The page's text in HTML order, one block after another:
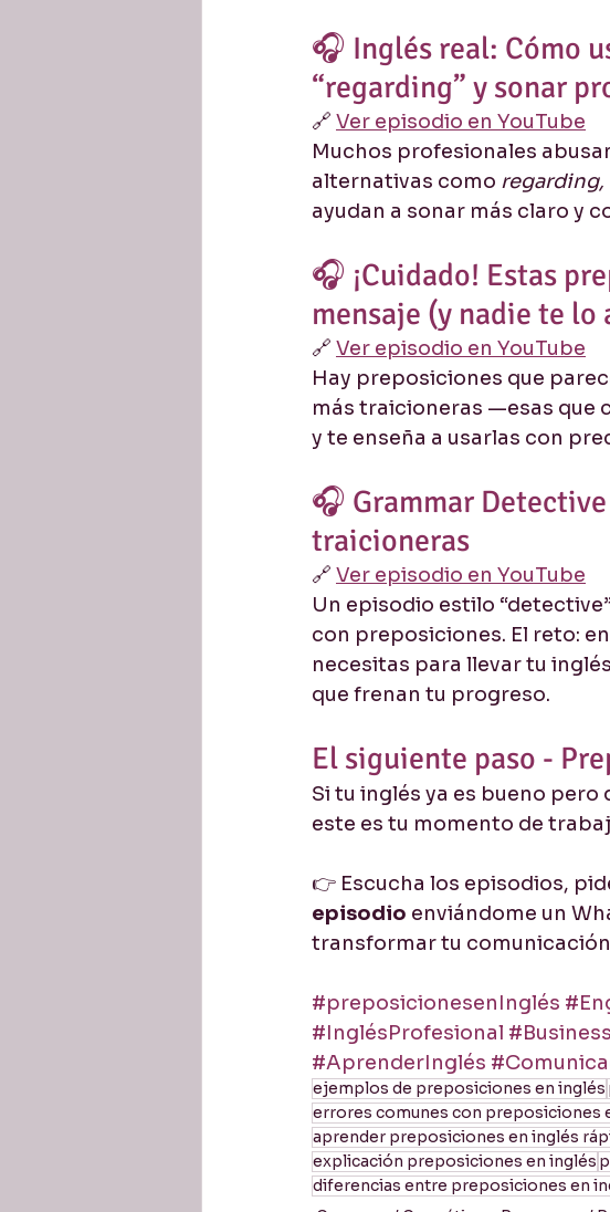
🎧 Inglés real: Cómo
“regarding” y sonar
🔗 Ver episodio en YouTube
Muchos profesionales
alternativas como
ayudan a sonar más claro y
🎧 ¡Cuidado! Estas
mensaje (y nadie te
🔗 Ver episodio en YouTube
Hay preposiciones que
más traicioneras —esas que
y te enseña a usarlas con
🎧 Grammar
traicioneras
🔗 Ver episodio en YouTube
Un episodio estilo
con preposiciones. El reto:
necesitas para llevar tu
que frenan tu progreso.
El siguiente paso -
Si tu inglés ya es bueno pero
este es tu momento de
👉 Escucha los episodios,
episodio enviándome un
transformar tu
#preposicionesenInglés
#InglésProfesional
#AprenderInglés
ejemplos de preposiciones en inglés
errores comunes con preposiciones
aprender preposiciones en inglés
explicación preposiciones en inglés
diferencias entre preposiciones en